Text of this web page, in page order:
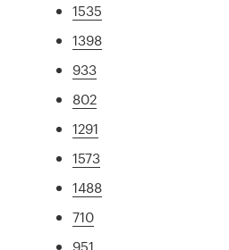
1535
1398
933
802
1291
1573
1488
710
951